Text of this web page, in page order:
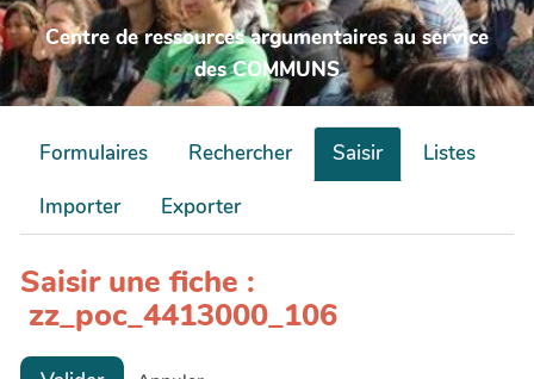
Centre de ressources argumentaires au service
des COMMUNS
Formulaires Rechercher Saisir
Listes
Importer
Exporter
Saisir une fiche :
zz_poc_4413000_106